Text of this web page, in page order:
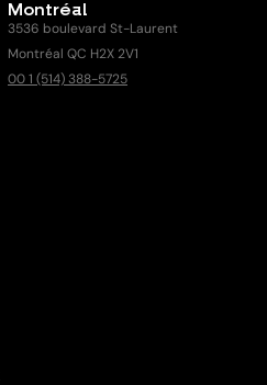
Montréal
3536 boulevard St-Laurent
Montréal QC H2X 2V1
00 1 (514) 388-5725